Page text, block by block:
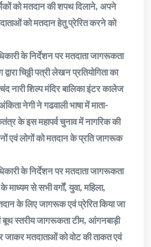
को मतदान की शपथ दिलाने, अपने
को मतदान हेतु प्रेरित करने को
के निर्देशन पर मतदाता जागरूकता
चिठ्ठी पत्री लेखन प्रतियोगिता का
शिल्प मंदिर बालिका इंटर कालेज
नेगी ने गढवाली भाषा में माता-
के इस महापर्व चुनाव में नागरिक की
एवं लोगों को मतदान के प्रति जागरूक
के निर्देशन पर मतदाता जागरूकता
से सभी वर्गों, युवा, महिला,
के लिए जागरूक एवं प्रेरित किया जा
स्तरीय जागरूकता टीम, आंगनबाड़ी
जाकर मतदाताओं को वोट की ताकत एवं